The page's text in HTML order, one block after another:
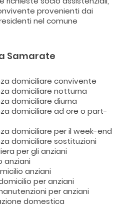
provenienti dai
nel comune
Samarate
domiciliare convivente
domiciliare notturna
domiciliare diurna
domiciliare ad ore o part-
domiciliare per il week-end
domiciliare sostituzioni
per gli anziani
anziani
anziani
per anziani
per anziani
domestica